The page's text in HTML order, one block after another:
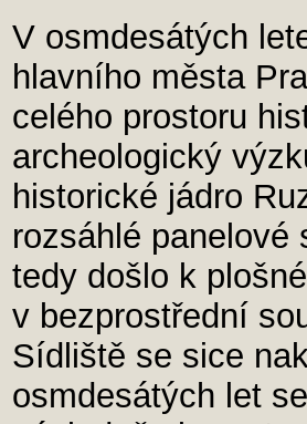
V osmdesátých
hlavního města
celého prostoru
archeologický
historické jádro
rozsáhlé panelové
tedy došlo k
v bezprostřední
Sídliště se sice
osmdesátých let